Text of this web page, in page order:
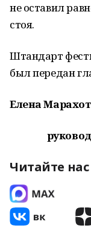
не оставил
стоя.
Штандарт
был передан
Елена
Читайте нас